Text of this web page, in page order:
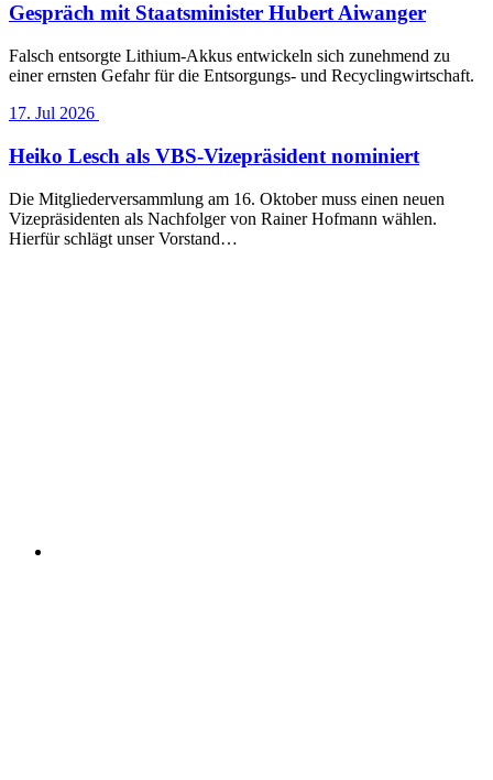
Gespräch mit Staatsminister Hubert Aiwanger
Falsch entsorgte Lithium-Akkus entwickeln sich zunehmend zu
einer ernsten Gefahr für die Entsorgungs- und Recyclingwirtschaft.
17. Jul 2026
Heiko Lesch als VBS-Vizepräsident nominiert
Die Mitgliederversammlung am 16. Oktober muss einen neuen
Vizepräsidenten als Nachfolger von Rainer Hofmann wählen.
Hierfür schlägt unser Vorstand…